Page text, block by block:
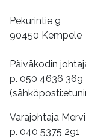
Pekurintie 9
90450 Kempele
Päiväkodin
p. 050 4636 369
Varajohtaja
p. 040 5375 291